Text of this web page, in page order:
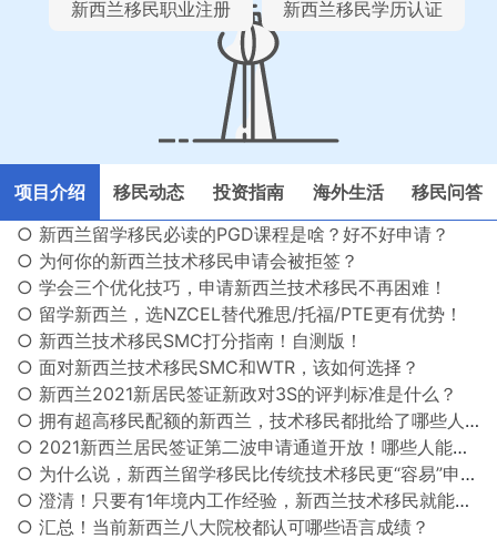
新西兰移民职业注册 新西兰移民学历认证
项目介绍 移民动态 投资指南 海外生活
移民问答
○ 新西兰留学移民必读的PGD课程是啥？好不好申请？
○ 为何你的新西兰技术移民申请会被拒签？
○ 学会三个优化技巧，申请新西兰技术移民不再困难！
○ 留学新西兰，选NZCEL替代雅思/托福/PTE更有优势！
○ 新西兰技术移民SMC打分指南！自测版！
○ 面对新西兰技术移民SMC和WTR，该如何选择？
○ 新西兰2021新居民签证新政对3S的评判标准是什么？
○ 拥有超高移民配额的新西兰，技术移民都批给了哪些人？
○ 2021新西兰居民签证第二波申请通道开放！哪些人能提前申请？
○ 为什么说，新西兰留学移民比传统技术移民更“容易”申请？
○ 澄清！只要有1年境内工作经验，新西兰技术移民就能多加10分？
○ 汇总！当前新西兰八大院校都认可哪些语言成绩？